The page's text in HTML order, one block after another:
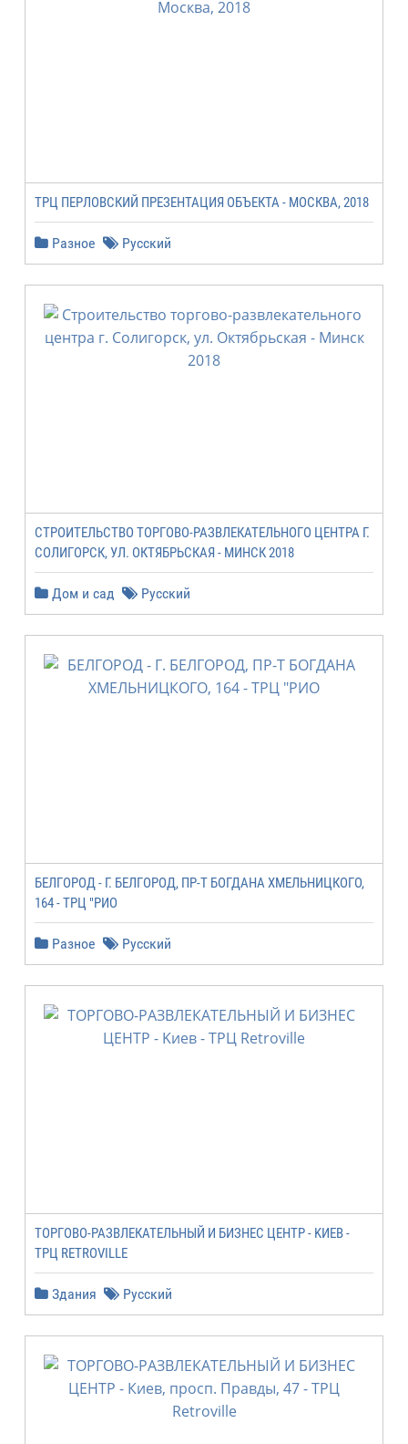
ТРЦ ПЕРЛОВСКИЙ ПРЕЗЕНТАЦИЯ ОБЪЕКТА - МОСКВА, 2018
Разное Русский
СТРОИТЕЛЬСТВО ТОРГОВО-РАЗВЛЕКАТЕЛЬНОГО ЦЕНТРА Г.
СОЛИГОРСК, УЛ. ОКТЯБРЬСКАЯ - МИНСК 2018
Дом и сад Русский
БЕЛГОРОД - Г. БЕЛГОРОД, ПР-Т БОГДАНА ХМЕЛЬНИЦКОГО,
164 - ТРЦ "РИО
Разное Русский
ТОРГОВО-РАЗВЛЕКАТЕЛЬНЫЙ И БИЗНЕС ЦЕНТР - KИЕВ -
ТРЦ RETROVILLE
Здания Русский